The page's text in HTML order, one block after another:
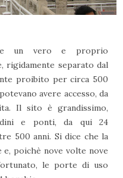
un vero e proprio
rigidamente separato dal
proibito per circa 500
avere accesso, da
Il sito è grandissimo,
e ponti, da qui 24
500 anni. Si dice che la
poichè nove volte nove
le porte di uso